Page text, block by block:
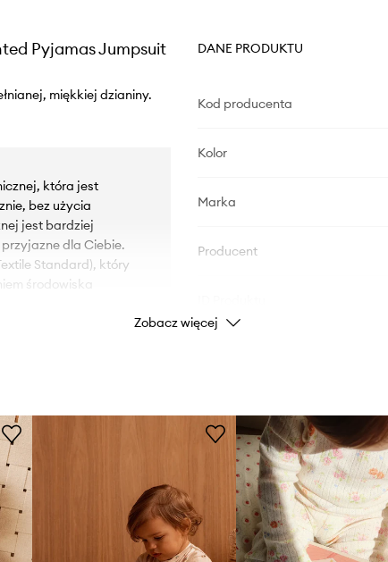
Pyjamas Jumpsuit
miękkiej dzianiny.
która jest
bez użycia
jest bardziej
dla Ciebie.
Standard), który
środowiska
DANE PRODUKTU
Kod producenta
Kolor
Marka
Producent
Zobacz więcej